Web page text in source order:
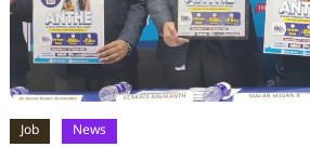
Job News